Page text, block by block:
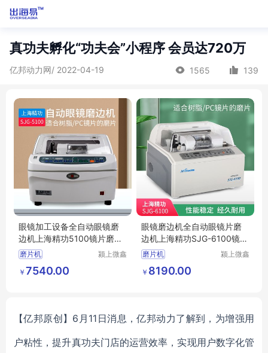
真功夫孵化“功夫会”小程序 会员达720万
亿邦动力网/ 2022-04-19 1565 139
眼镜加工设备全自动眼镜磨
边机上海精功5100镜片磨边
机磨片机
磨片机
颍上微鑫
￥ 7540.00
眼镜磨边机全自动眼镜片磨
边机上海精功SJG-6100镜片
磨边机磨片机
磨片机
颍上微鑫
￥ 8190.00
【亿邦原创】6月11日消息，亿邦动力了解到，为增强用
户粘性，提升真功夫门店的运营效率，实现用户数字化管